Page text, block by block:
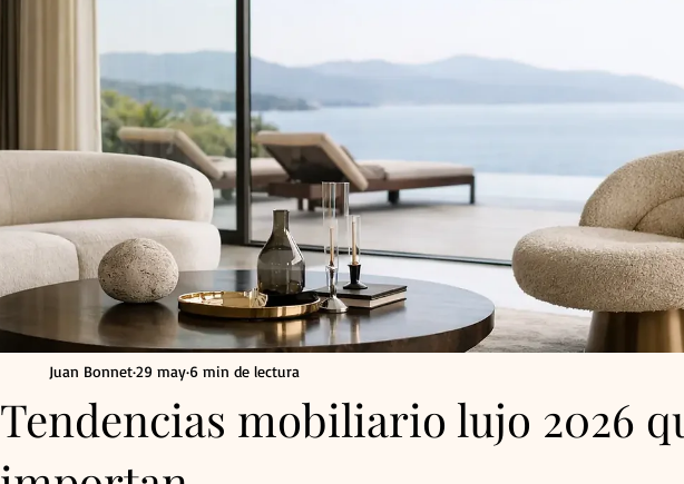
Tendencias mobiliario lujo 2026
Juan Bonnet29 may 6 min de lectura